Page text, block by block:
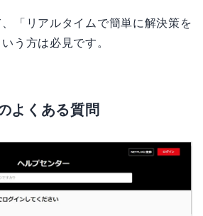
「リアルタイムで簡単に解決策を
う方は必見です。
よくある質問